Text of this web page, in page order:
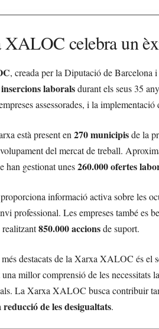
celebra un
, creada per la Diputació de Barcelona
laboralsdurant els seus 35
assessorades, i la implementació
està present en270 municipisde la
del mercat de treball.
han gestionat unes260.000 ofertes
informació activa sobre les
professional. Les empreses també es
realitzant850.000 accionsde suport.
destacats de la Xarxa XALOC és el
millor comprensió de les necessitats
La Xarxa XALOC busca contribuir
reducció de les desigualtats.